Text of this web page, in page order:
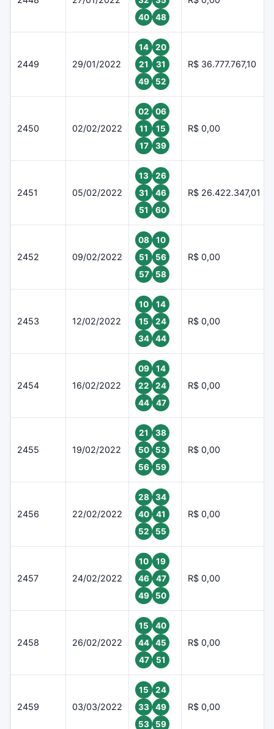
40
48
2449 29/01/2022
14
20
21
31
49
52
R$ 36.777.767,10
2450 02/02/2022
02
06
11
15
17
39
R$ 0,00
2451 05/02/2022
13
26
31
46
51
60
R$ 26.422.347,01
2452 09/02/2022
08
10
51
56
57
58
R$ 0,00
2453 12/02/2022
10
14
15
24
34
44
R$ 0,00
2454 16/02/2022
09
14
22
24
44
47
R$ 0,00
2455 19/02/2022
21
38
50
53
56
59
R$ 0,00
2456 22/02/2022
28
34
40
41
52
55
R$ 0,00
2457 24/02/2022
10
19
46
47
49
50
R$ 0,00
2458 26/02/2022
15
40
44
45
47
51
R$ 0,00
2459 03/03/2022
15
24
33
49
53
59
R$ 0,00